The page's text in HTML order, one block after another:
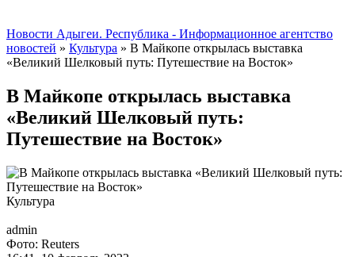
Новости Адыгеи. Республика - Информационное агентство
новостей » Культура » В Майкопе открылась выставка
«Великий Шелковый путь: Путешествие на Восток»
В Майкопе открылась выставка
«Великий Шелковый путь:
Путешествие на Восток»
Культура
admin
Фото: Reuters